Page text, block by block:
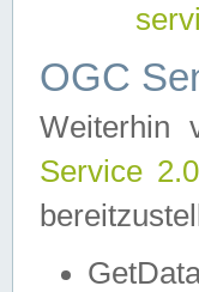
OGC
Weiterhin
Service